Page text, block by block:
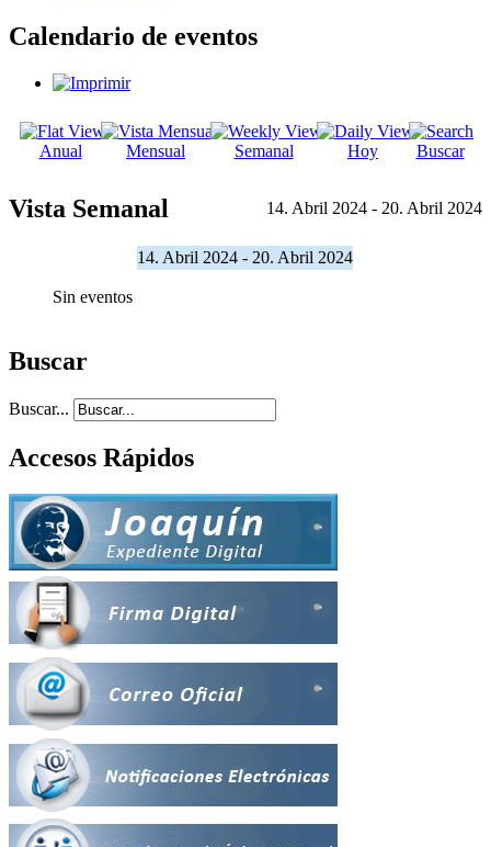
Calendario de eventos
Anual Mensual Semanal Hoy Buscar
Vista Semanal 14. Abril 2024 - 20. Abril 2024
14. Abril 2024 - 20. Abril 2024
Sin eventos
Buscar
Buscar...
Accesos Rápidos